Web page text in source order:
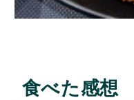
食べた感想